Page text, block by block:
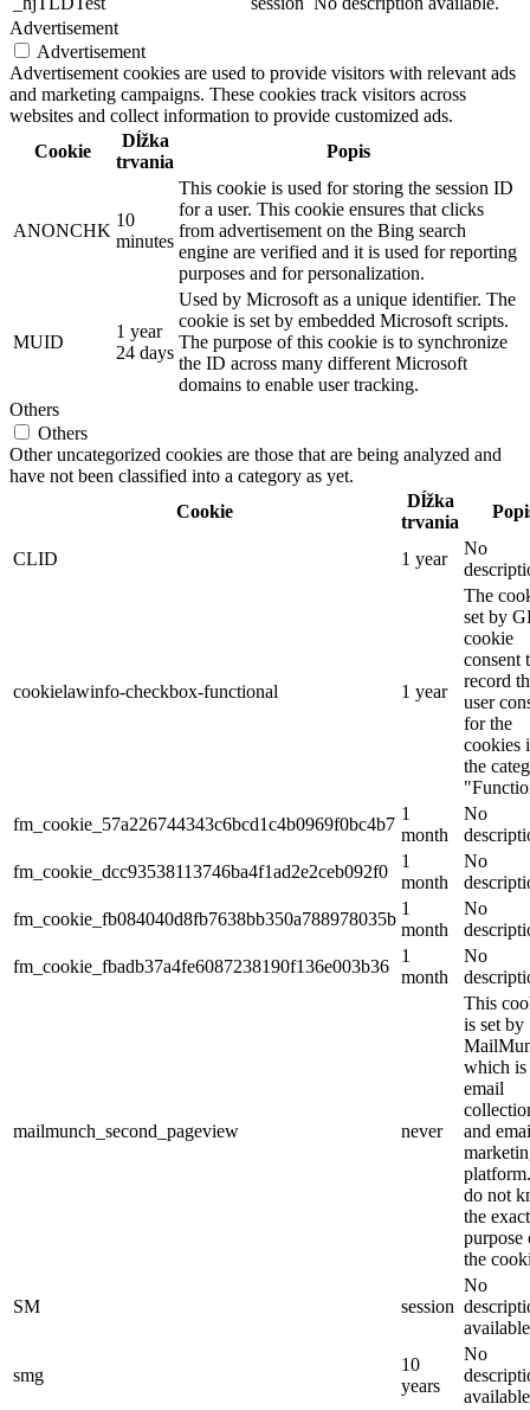
Advertisement
Advertisement
Advertisement cookies are used to provide visitors with relevant ads
and marketing campaigns. These cookies track visitors across
websites and collect information to provide customized ads.
Cookie
Dĺžka
trvania
Popis
ANONCHK
10
minutes
This cookie is used for storing the session ID
for a user. This cookie ensures that clicks
from advertisement on the Bing search
engine are verified and it is used for reporting
purposes and for personalization.
MUID
1 year
24 days
Used by Microsoft as a unique identifier. The
cookie is set by embedded Microsoft scripts.
The purpose of this cookie is to synchronize
the ID across many different Microsoft
domains to enable user tracking.
Others
Others
Other uncategorized cookies are those that are being analyzed and
have not been classified into a category as yet.
Cookie
Dĺžka
trvania
CLID 1 year
No
cookielawinfo-checkbox-functional 1 year
The
set by
cookie
consent
record
user
for the
cookies
the
fm_cookie_57a226744343c6bcd1c4b0969f0bc4b7
1
month
No
fm_cookie_dcc93538113746ba4f1ad2e2ceb092f0
1
month
No
fm_cookie_fb084040d8fb7638bb350a788978035b
1
month
No
fm_cookie_fbadb37a4fe6087238190f136e003b36
1
month
No
mailmunch_second_pageview never
This
is set by
which is
email
and
do not
the exact
purpose
the
SM session
No
smg
10
years
No